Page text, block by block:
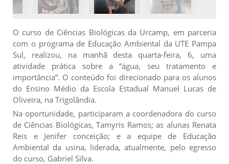
O curso de Ciências Biológicas da Urcamp, em parceria
com o programa de Educação Ambiental da UTE Pampa
Sul, realizou, na manhã desta quarta-feira, 6, uma
atividade prática sobre a “água, seu tratamento e
importância”. O conteúdo foi direcionado para os alunos
do Ensino Médio da Escola Estadual Manuel Lucas de
Oliveira, na Trigolândia.
Na oportunidade, participaram a coordenadora do curso
de Ciências Biológicas, Tamyris Ramos; as alunas Renata
Reis e Jenifer conceição; e a equipe de Educação
Ambiental da usina, liderada, atualmente, pelo egresso
do curso, Gabriel Silva.